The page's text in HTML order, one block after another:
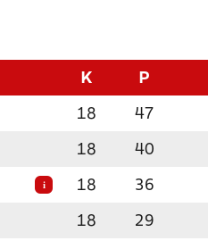
K P
18 47
18 40
i 18 36
18 29